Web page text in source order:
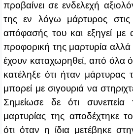
προβαίνει σε ενδελεχή
της εν λόγω μάρτυρος στις
απόφασής του και εξηγεί
προφορική της μαρτυρία αλλά
έχουν καταχωρηθεί, από όλα
κατέληξε ότι ήταν μάρτυρας
μπορεί με σιγουριά να
Σημείωσε δε ότι
μαρτυρίας της αποδέχτηκε
ότι όταν η ίδια μετέβηκε